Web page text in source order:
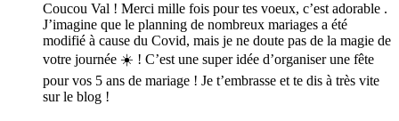
Coucou Val ! Merci mille fois pour tes voeux, c’est adorable .
J’imagine que le planning de nombreux mariages a été
modifié à cause du Covid, mais je ne doute pas de la magie de
votre journée ☀️ ! C’est une super idée d’organiser une fête
pour vos 5 ans de mariage ! Je t’embrasse et te dis à très vite
sur le blog !